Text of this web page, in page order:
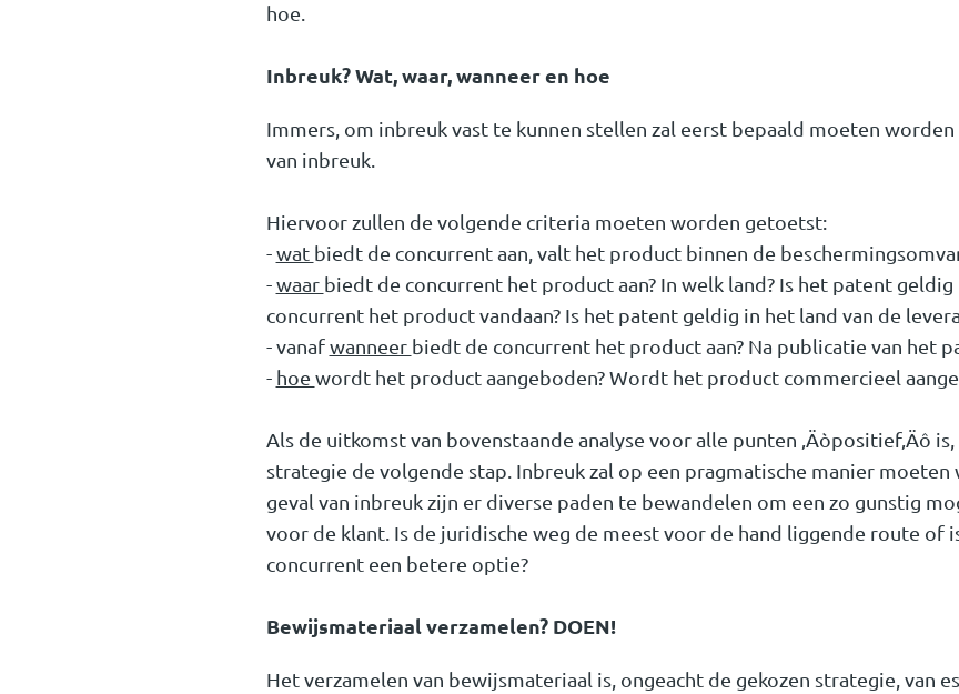
hoe.
Inbreuk? Wat, waar, wanneer en hoe
Immers, om inbreuk vast te kunnen stellen zal eerst bepaald moeten
van inbreuk.
Hiervoor zullen de volgende criteria moeten worden getoetst:
-wat biedt de concurrent aan, valt het product binnen de
-waar biedt de concurrent het product aan? In welk land? Is het patent
concurrent het product vandaan? Is het patent geldig in het land van de
- vanafwanneer biedt de concurrent het product aan? Na publicatie van het
- hoe wordt het product aangeboden? Wordt het product commercieel
Als de uitkomst van bovenstaande analyse voor alle punten ‚Äòpositief‚Äô
strategie de volgende stap. Inbreuk zal op een pragmatische manier
geval van inbreuk zijn er diverse paden te bewandelen om een zo gunstig
voor de klant. Is de juridische weg de meest voor de hand liggende route of
concurrent een betere optie?
Bewijsmateriaal verzamelen? DOEN!
Het verzamelen van bewijsmateriaal is, ongeacht de gekozen strategie, van